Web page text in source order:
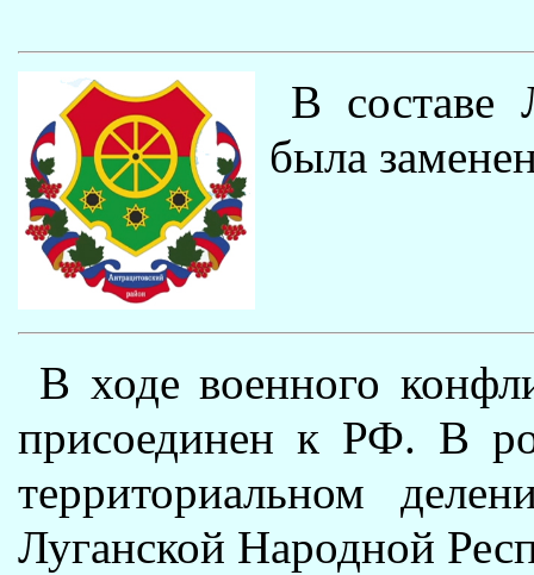
В составе
была
В ходе военного
присоединен к РФ. В
территориальном
Луганской Народной